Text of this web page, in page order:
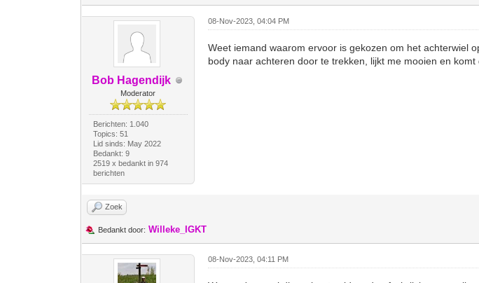
Bob Hagendijk
Moderator
Berichten: 1.040
Topics: 51
Lid sinds: May 2022
Bedankt: 9
2519 x bedankt in 974
berichten
08-Nov-2023, 04:04 PM
Weet iemand waarom ervoor is gekozen om het achterwiel
body naar achteren door te trekken, lijkt me mooien en
Zoek
Bedankt door: Willeke_IGKT
08-Nov-2023, 04:11 PM